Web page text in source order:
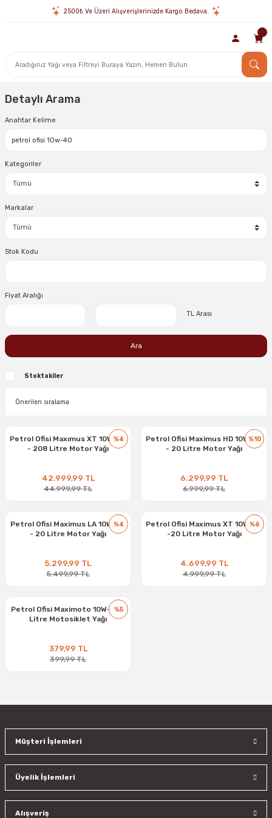
2500₺ Ve Üzeri Alışverişlerinizde Kargo Bedava.
Detaylı Arama
Anahtar Kelime
Kategoriler
Markalar
Stok Kodu
Fiyat Aralığı
TL Arası
Ara
Stoktakiler
%4
Petrol Ofisi Maxımus XT 10W-40
- 208 Litre Motor Yağı
42.999,99 TL
44.999,99 TL
%10
Petrol Ofisi Maximus HD 10W-40
- 20 Litre Motor Yağı
6.299,99 TL
6.999,99 TL
%4
Petrol Ofisi Maximus LA 10W-40
- 20 Litre Motor Yağı
5.299,99 TL
5.499,99 TL
%6
Petrol Ofisi Maximus XT 10W-40
-20 Litre Motor Yağı
4.699,99 TL
4.999,99 TL
%5
Petrol Ofisi Maximoto 10W-40 1
Litre Motosiklet Yağı
379,99 TL
399,99 TL
Müşteri İşlemleri
Üyelik İşlemleri
Alışveriş